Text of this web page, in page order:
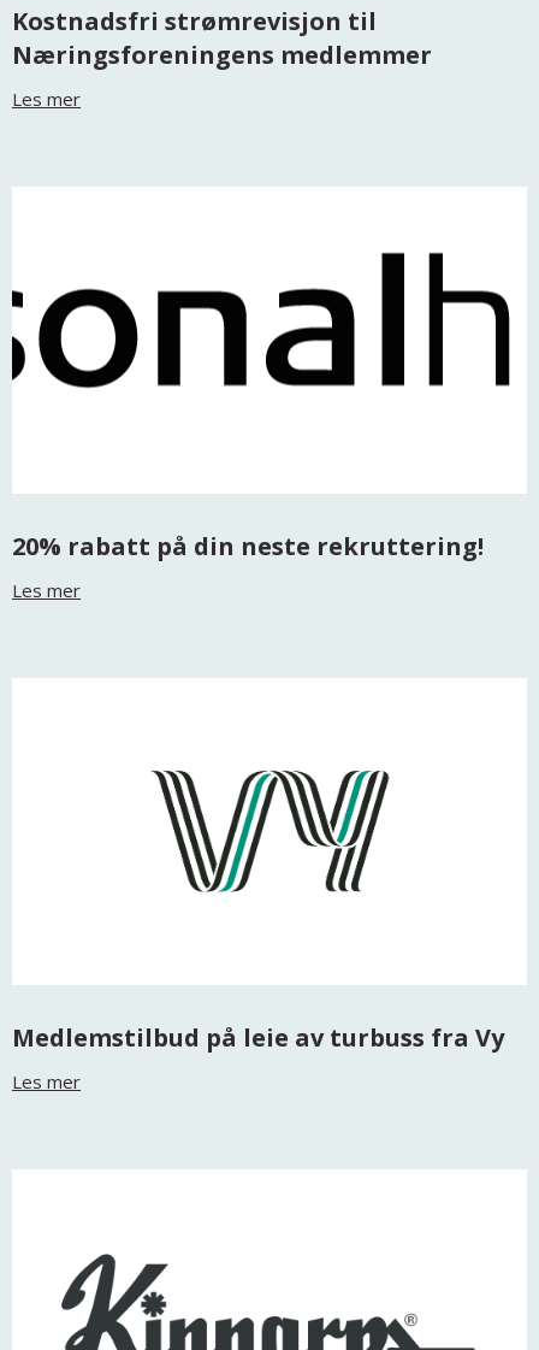
Kostnadsfri strømrevisjon til
Næringsforeningens medlemmer
Les mer
20% rabatt på din neste rekruttering!
Les mer
Medlemstilbud på leie av turbuss fra Vy
Les mer